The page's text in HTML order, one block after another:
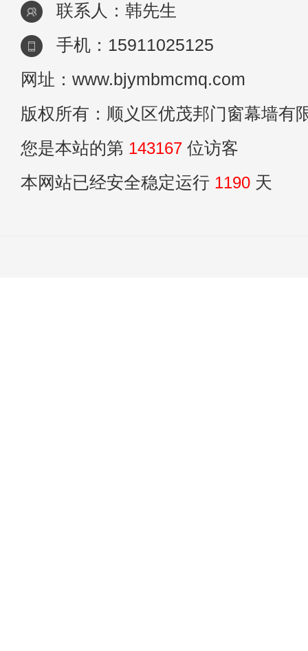
联系人：韩先生
手机：15911025125
网址：www.bjymbmcmq.com
版权所有：顺义区优茂邦门窗幕墙有
您是本站的第 143167 位访客
本网站已经安全稳定运行 1190 天